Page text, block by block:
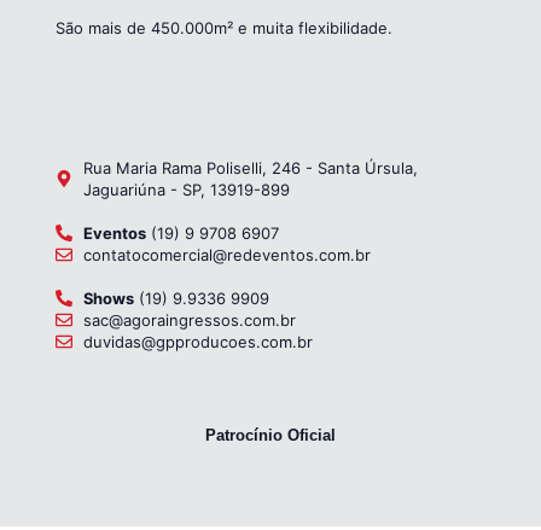
São mais de 450.000m² e muita flexibilidade.
Rua Maria Rama Poliselli, 246 - Santa Úrsula,
Jaguariúna - SP, 13919-899
Eventos(19) 9 9708 6907
contatocomercial@redeventos.com.br
Shows(19) 9.9336 9909
sac@agoraingressos.com.br
duvidas@gpproducoes.com.br
Patrocínio Oficial